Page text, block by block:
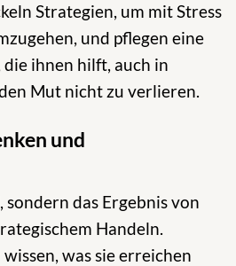
Strategien, um mit Stress
und pflegen eine
ihnen hilft, auch in
Mut nicht zu verlieren.
und
das Ergebnis von
Handeln.
was sie erreichen